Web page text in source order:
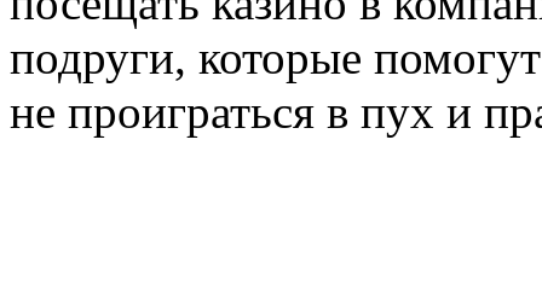
подруги, которые
не проиграться в пух и